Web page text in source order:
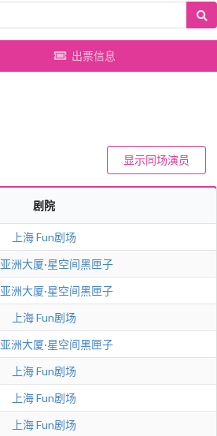
出票信息
显示同场演员
剧院
上海Fun剧场
亚洲大厦·星空间黑匣子
亚洲大厦·星空间黑匣子
上海Fun剧场
亚洲大厦·星空间黑匣子
上海Fun剧场
上海Fun剧场
上海Fun剧场